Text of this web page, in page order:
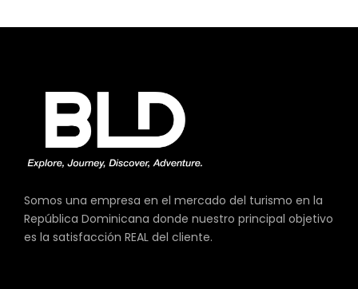
Somos una empresa en el mercado del turismo en la
República Dominicana donde nuestro principal objetivo
es la satisfacción REAL del cliente.